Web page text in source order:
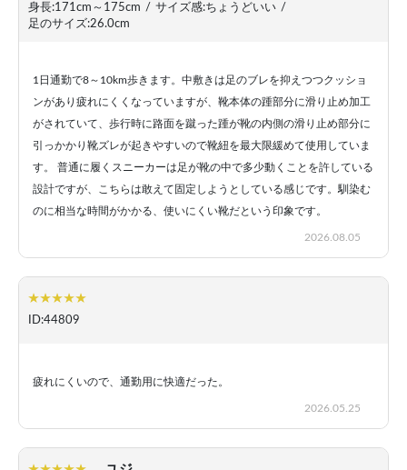
身長:171cm～175cm / サイズ感:ちょうどいい /
足のサイズ:26.0cm
1日通勤で8～10km歩きます。中敷きは足のブレを抑えつつクッショ
ンがあり疲れにくくなっていますが、靴本体の踵部分に滑り止め加工
がされていて、歩行時に路面を蹴った踵が靴の内側の滑り止め部分に
引っかかり靴ズレが起きやすいので靴紐を最大限緩めて使用していま
す。 普通に履くスニーカーは足が靴の中で多少動くことを許している
設計ですが、こちらは敢えて固定しようとしている感じです。馴染む
のに相当な時間がかかる、使いにくい靴だという印象です。
2026.08.05
ID:44809
疲れにくいので、通勤用に快適だった。
2026.05.25